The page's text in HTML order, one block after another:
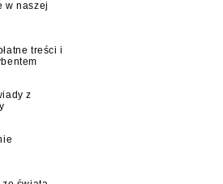
w naszej
treści i
z